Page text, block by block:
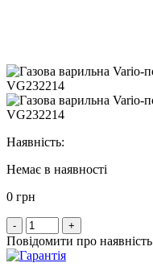
Наявність:
Немає в наявності
0 грн
- +
Повідомити про наявність